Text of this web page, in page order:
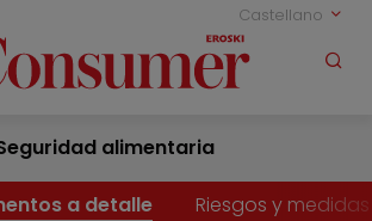
Castellano
alimentaria
a detalle Riesgos y medidas